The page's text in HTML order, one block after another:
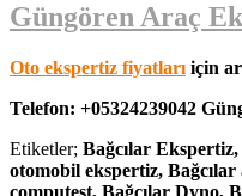
Güngören Araç
Oto ekspertiz fiyatları için
Telefon: +05324239042
Etiketler; Bağcılar
otomobil ekspertiz,
computest, Bağcılar Dyno,